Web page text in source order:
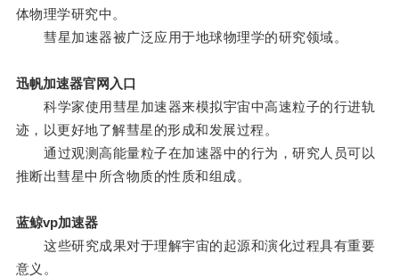
体物理学研究中。
彗星加速器被广泛应用于地球物理学的研究领域。
迅帆加速器官网入口
科学家使用彗星加速器来模拟宇宙中高速粒子的行进轨
迹，以更好地了解彗星的形成和发展过程。
通过观测高能量粒子在加速器中的行为，研究人员可以
推断出彗星中所含物质的性质和组成。
蓝鲸vp加速器
这些研究成果对于理解宇宙的起源和演化过程具有重要
意义。